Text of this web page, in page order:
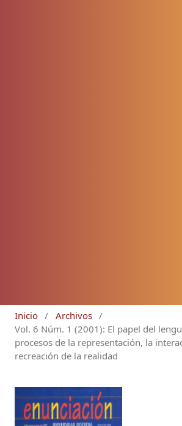
Inicio / Archivos /
Vol. 6 Núm. 1 (2001): El papel del
procesos de la representación, la
recreación de la realidad